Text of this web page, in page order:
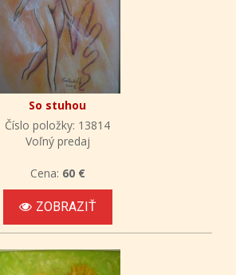
So stuhou
Číslo položky: 13814
Voľný predaj
Cena: 60 €
ZOBRAZIŤ